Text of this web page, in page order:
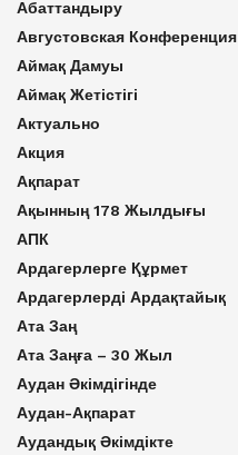
Абаттандыру
Августовская Конференция
Аймақ Дамуы
Аймақ Жетістігі
Актуально
Акция
Ақпарат
Ақынның 178 Жылдығы
АПК
Ардагерлерге Құрмет
Ардагерлерді Ардақтайық
Ата Заң
Ата Заңға – 30 Жыл
Аудан Әкімдігінде
Аудан-Ақпарат
Аудандық Әкімдікте